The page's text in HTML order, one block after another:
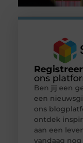
ons
Ben jij een
een
ons
ontdek
aan een
vandaag